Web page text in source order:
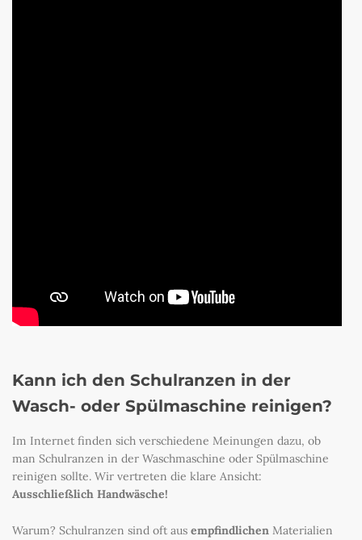
Kann ich den Schulranzen in der
Wasch- oder Spülmaschine reinigen?
Im Internet finden sich verschiedene Meinungen dazu, ob
man Schulranzen in der Waschmaschine oder Spülmaschine
reinigen sollte. Wir vertreten die klare Ansicht:
Ausschließlich Handwäsche!
Warum? Schulranzen sind oft aus empfindlichen Materialien